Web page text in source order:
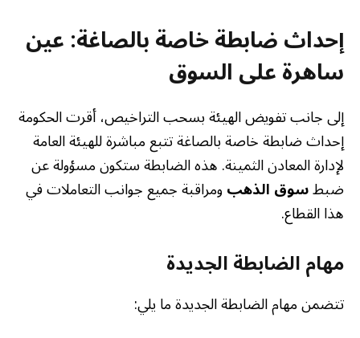
إحداث ضابطة خاصة بالصاغة: عين
ساهرة على السوق
إلى جانب تفويض الهيئة بسحب التراخيص، أقرت الحكومة
إحداث ضابطة خاصة بالصاغة تتبع مباشرة للهيئة العامة
لإدارة المعادن الثمينة. هذه الضابطة ستكون مسؤولة عن
ضبطسوق الذهبومراقبة جميع جوانب التعاملات في
هذا القطاع.
مهام الضابطة الجديدة
تتضمن مهام الضابطة الجديدة ما يلي: